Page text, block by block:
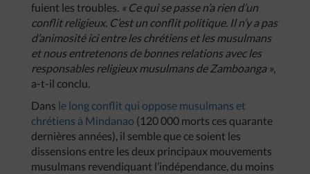
fuient les troubles. « Ce qui se passe n’a rien d’un
conflit religieux. C’est un conflit politique. Il n’y a pas
d’animosité ici entre les chrétiens et les musulmans
et nous entretenons de bonnes relations avec les
responsables religieux musulmans de Zamboanga »,
a-t-il conclu.
Dans le long conflit qui oppose musulmans et
chrétiens à Mindanao (120 000 morts ces quarante
dernières années), il semble que ce soient les
dissensions entre les deux principaux mouvements
musulmans revendiquant l’indépendance, du moins